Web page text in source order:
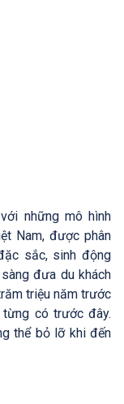
những mô hình
Nam, được phân
sắc, sinh động
đưa du khách
triệu năm trước
có trước đây.
thể bỏ lỡ khi đến